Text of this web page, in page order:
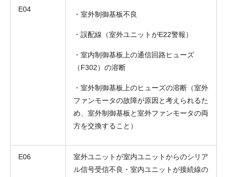
E04
・室外制御基板不良
・誤配線（室外ユニットがE22警報）
・室内制御基板上の通信回路ヒューズ
（F302）の溶断
・室外制御基板上のヒューズの溶断（室外
ファンモータの故障が原因と考えられるた
め、室外制御基板と室外ファンモータの両
方を交換すること）
E06
室外ユニットが室内ユニットからのシリア
ル信号受信不良・室内ユニットが接続線の